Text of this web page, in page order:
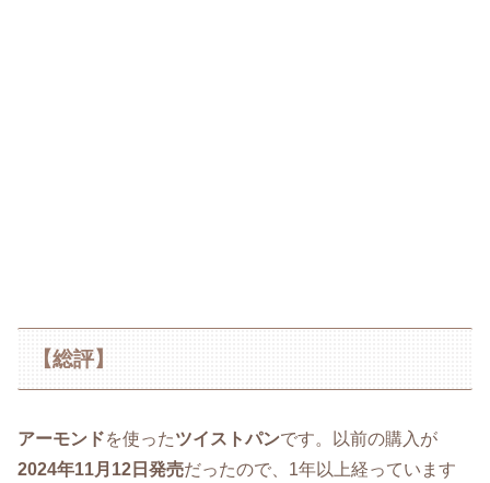
【総評】
アーモンドを使ったツイストパンです。以前の購入が
2024年11月12日発売だったので、1年以上経っています